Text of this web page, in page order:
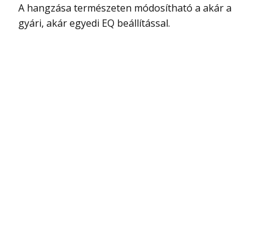
A hangzása természeten módosítható a akár a
gyári, akár egyedi EQ beállítással.